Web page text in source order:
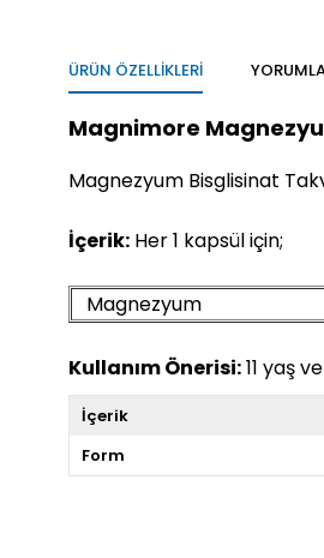
ÜRÜN ÖZELLIKLERI
Magnimore
Magnezyum Bisglisinat
İçerik: Her 1 kapsül için;
Magnezyum
Kullanım Önerisi:11 yaş
İçerik
Form